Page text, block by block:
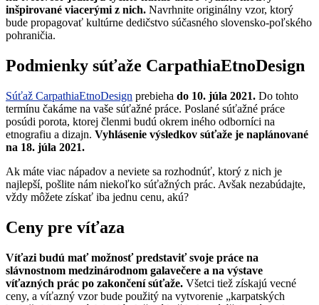
inšpirované viacerými z nich. Navrhnite originálny vzor, ktorý
bude propagovať kultúrne dedičstvo súčasného slovensko-poľského
pohraničia.
Podmienky súťaže CarpathiaEtnoDesign
Súťaž CarpathiaEtnoDesign prebieha do 10. júla 2021. Do tohto
termínu čakáme na vaše súťažné práce. Poslané súťažné práce
posúdi porota, ktorej členmi budú okrem iného odborníci na
etnografiu a dizajn. Vyhlásenie výsledkov súťaže je naplánované
na 18. júla 2021.
Ak máte viac nápadov a neviete sa rozhodnúť, ktorý z nich je
najlepší, pošlite nám niekoľko súťažných prác. Avšak nezabúdajte,
vždy môžete získať iba jednu cenu, akú?
Ceny pre víťaza
Víťazi budú mať možnosť predstaviť svoje práce na
slávnostnom medzinárodnom galavečere a na výstave
víťazných prác po zakončení súťaže. Všetci tiež získajú vecné
ceny, a víťazný vzor bude použitý na vytvorenie „karpatských